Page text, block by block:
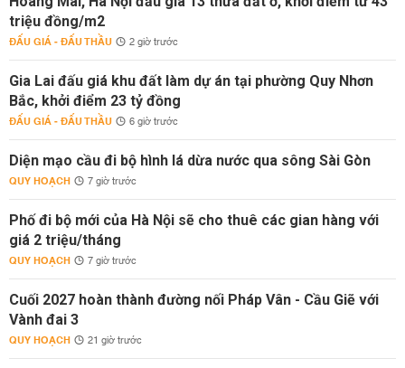
triệu đồng/m2
ĐẤU GIÁ - ĐẤU THẦU 2 giờ trước
Gia Lai đấu giá khu đất làm dự án tại phường Quy Nhơn
Bắc, khởi điểm 23 tỷ đồng
ĐẤU GIÁ - ĐẤU THẦU 6 giờ trước
Diện mạo cầu đi bộ hình lá dừa nước qua sông Sài Gòn
QUY HOẠCH 7 giờ trước
Phố đi bộ mới của Hà Nội sẽ cho thuê các gian hàng với
giá 2 triệu/tháng
QUY HOẠCH 7 giờ trước
Cuối 2027 hoàn thành đường nối Pháp Vân - Cầu Giẽ với
Vành đai 3
QUY HOẠCH 21 giờ trước